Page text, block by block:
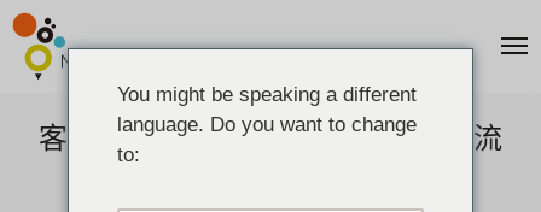
客户反馈】手工制作的婚戒，形状流
You might be speaking a different
language. Do you want to change
to: